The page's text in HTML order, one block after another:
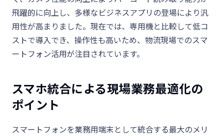
飛躍的に向上し、多様なビジネスアプリの登場により汎
用性が高まりました。現在では、専用機と比較して低コ
ストで導入でき、操作性も高いため、物流現場でのスマ
ートフォン活用が注目されています。
スマホ統合による現場業務最適化の
ポイント
スマートフォンを業務用端末として統合する最大のメリ